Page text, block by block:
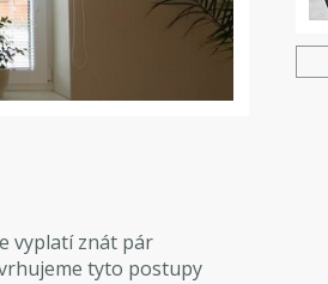
vyplatí znát pár
tyto postupy